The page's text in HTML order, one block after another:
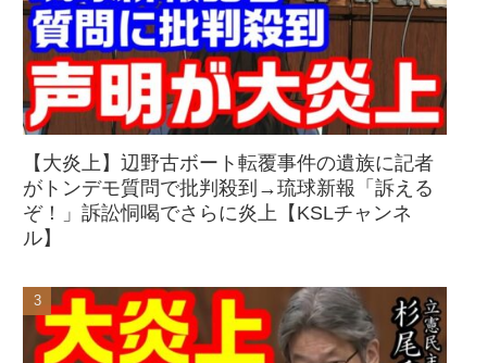
【大炎上】辺野古ボート転覆事件の遺族に記者
がトンデモ質問で批判殺到→琉球新報「訴える
ぞ！」訴訟恫喝でさらに炎上【KSLチャンネ
ル】